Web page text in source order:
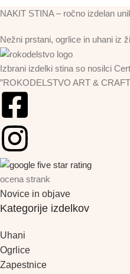
NAKIT STINA – ročno izdelan
Nežni prstani, ogrlice in uhani iz
Izbrani izdelki stina so nosilci
”ROKODELSTVO ART &
ocena strank
Novice in objave
Kategorije izdelkov
Uhani
Ogrlice
Zapestnice